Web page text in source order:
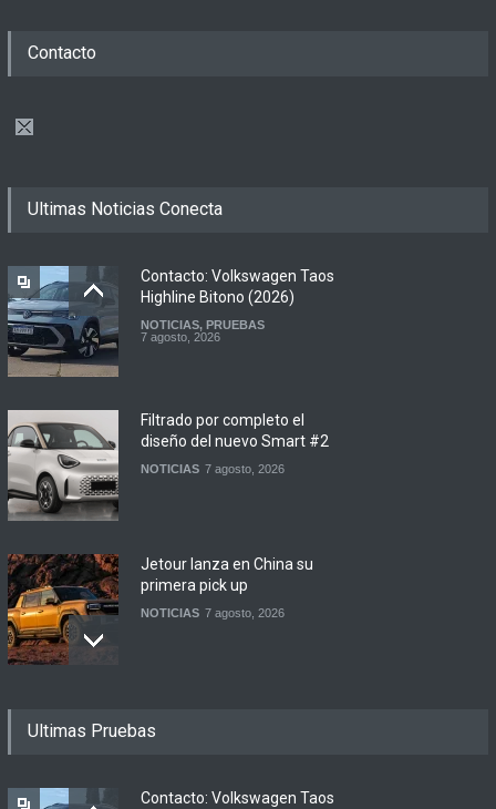
Contacto
Ultimas Noticias Conecta
Contacto: Volkswagen Taos
Highline Bitono (2026)
NOTICIAS, PRUEBAS
7 agosto, 2026
Filtrado por completo el
diseño del nuevo Smart #2
NOTICIAS 7 agosto, 2026
Jetour lanza en China su
primera pick up
NOTICIAS 7 agosto, 2026
renovadas S2 y Skua 150 en
7 agosto, 2026
Ultimas Pruebas
Contacto: Volkswagen Taos